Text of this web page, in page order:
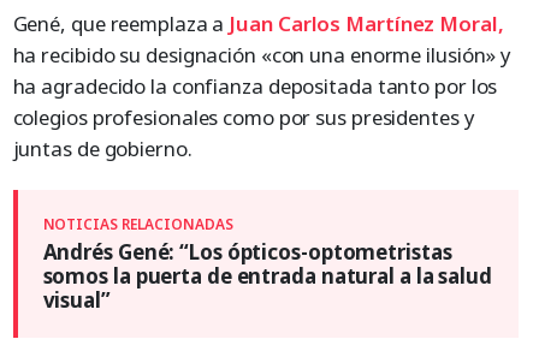
Gené, que reemplaza a Juan Carlos Martínez Moral,
ha recibido su designación «con una enorme ilusión» y
ha agradecido la confianza depositada tanto por los
colegios profesionales como por sus presidentes y
juntas de gobierno.
Andrés Gené: “Los ópticos-optometristas
somos la puerta de entrada natural a la salud
visual”